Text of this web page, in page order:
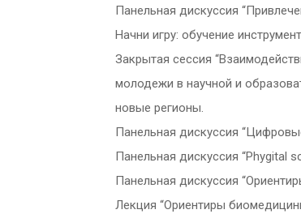
Панельная дискуссия
Начни игру: обучение
Закрытая сессия
молодежи в научной и
новые регионы.
Панельная дискуссия
Панельная дискуссия “Phygital
Панельная дискуссия
Лекция “Ориентиры